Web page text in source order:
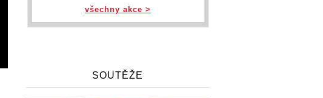
všechny akce >
SOUTĚŽE